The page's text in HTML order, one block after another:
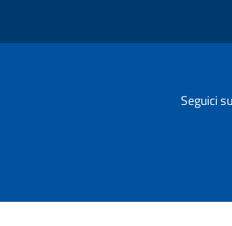
Seguici su